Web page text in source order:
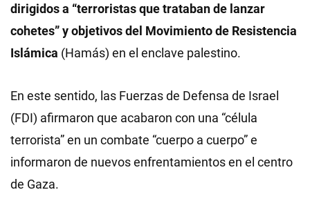
dirigidos a “terroristas que trataban de lanzar
cohetes” y objetivos del Movimiento de Resistencia
Islámica (Hamás) en el enclave palestino.
En este sentido, las Fuerzas de Defensa de Israel
(FDI) afirmaron que acabaron con una “célula
terrorista” en un combate “cuerpo a cuerpo” e
informaron de nuevos enfrentamientos en el centro
de Gaza.